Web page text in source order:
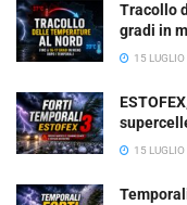
Tracollo
gradi in
15
15